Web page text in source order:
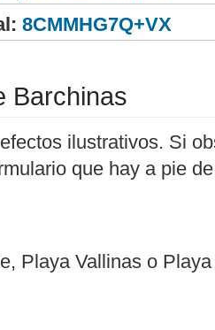
8CMMHG7Q+VX
Barchinas
ilustrativos. Si
que hay a pie
Playa Vallinas o